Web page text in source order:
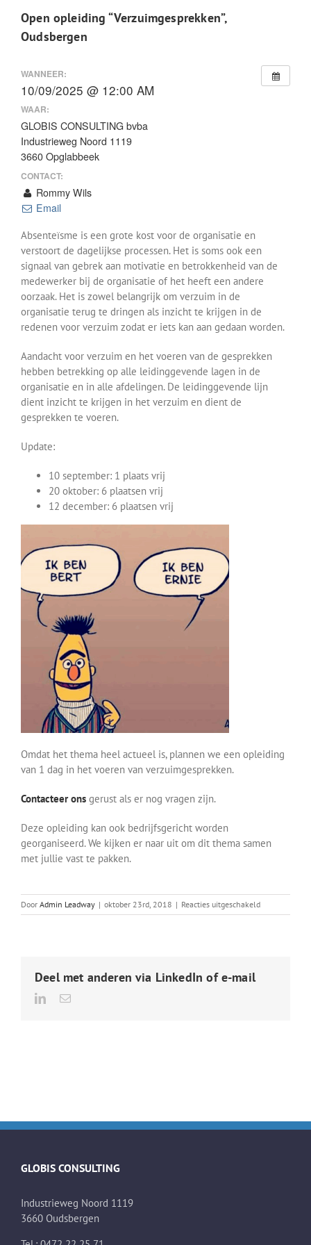
Open opleiding “Verzuimgesprekken”,
Oudsbergen
WANNEER:
10/09/2025 @ 12:00 AM
WAAR:
GLOBIS CONSULTING bvba
Industrieweg Noord 1119
3660 Opglabbeek
CONTACT:
Rommy Wils
Email
Absenteïsme is een grote kost voor de organisatie en
verstoort de dagelijkse processen. Het is soms ook een
signaal van gebrek aan motivatie en betrokkenheid van de
medewerker bij de organisatie of het heeft een andere
oorzaak. Het is zowel belangrijk om verzuim in de
organisatie terug te dringen als inzicht te krijgen in de
redenen voor verzuim zodat er iets kan aan gedaan worden.
Aandacht voor verzuim en het voeren van de gesprekken
hebben betrekking op alle leidinggevende lagen in de
organisatie en in alle afdelingen. De leidinggevende lijn
dient inzicht te krijgen in het verzuim en dient de
gesprekken te voeren.
Update:
10 september: 1 plaats vrij
20 oktober: 6 plaatsen vrij
12 december: 6 plaatsen vrij
Omdat het thema heel actueel is, plannen we een opleiding
van 1 dag in het voeren van verzuimgesprekken.
Contacteer ons gerust als er nog vragen zijn.
Deze opleiding kan ook bedrijfsgericht worden
georganiseerd. We kijken er naar uit om dit thema samen
met jullie vast te pakken.
Door Admin Leadway | oktober 23rd, 2018 | Reacties uitgeschakeldvoor
Open
Deel met anderen via LinkedIn of e-mail
LinkedIn
E-
GLOBIS CONSULTING
Industrieweg Noord 1119
3660 Oudsbergen